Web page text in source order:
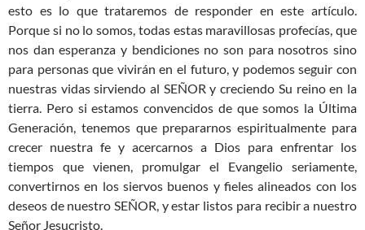
esto es lo que trataremos de responder en este artículo.
Porque si no lo somos, todas estas maravillosas profecías, que
nos dan esperanza y bendiciones no son para nosotros sino
para personas que vivirán en el futuro, y podemos seguir con
nuestras vidas sirviendo al SEÑOR y creciendo Su reino en la
tierra. Pero si estamos convencidos de que somos la Última
Generación, tenemos que prepararnos espiritualmente para
crecer nuestra fe y acercarnos a Dios para enfrentar los
tiempos que vienen, promulgar el Evangelio seriamente,
convertirnos en los siervos buenos y fieles alineados con los
deseos de nuestro SEÑOR, y estar listos para recibir a nuestro
Señor Jesucristo.